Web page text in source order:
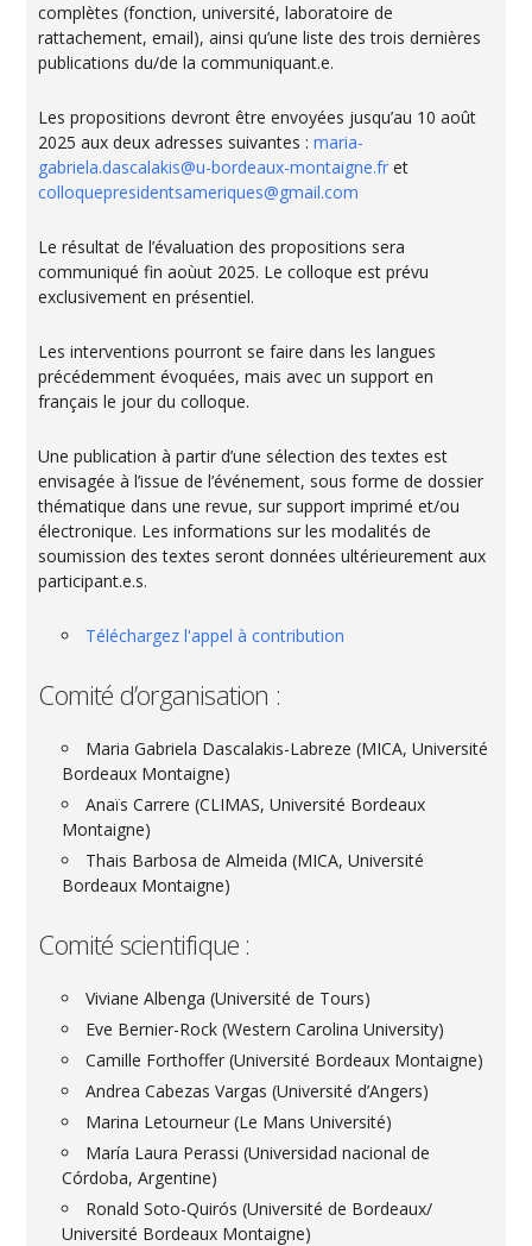
complètes (fonction, université, laboratoire de
rattachement, email), ainsi qu’une liste des trois dernières
publications du/de la communiquant.e.
Les propositions devront être envoyées jusqu’au 10 août
2025 aux deux adresses suivantes :maria-
gabriela.dascalakis@u-bordeaux-montaigne.fr et
colloquepresidentsameriques@gmail.com
Le résultat de l’évaluation des propositions sera
communiqué fin aoùut 2025. Le colloque est prévu
exclusivement en présentiel.
Les interventions pourront se faire dans les langues
précédemment évoquées, mais avec un support en
français le jour du colloque.
Une publication à partir d’une sélection des textes est
envisagée à l’issue de l’événement, sous forme de dossier
thématique dans une revue, sur support imprimé et/ou
électronique. Les informations sur les modalités de
soumission des textes seront données ultérieurement aux
participant.e.s.
Téléchargez l'appel à contribution
Comité d’organisation :
Maria Gabriela Dascalakis-Labreze (MICA, Université
Bordeaux Montaigne)
Anaïs Carrere (CLIMAS, Université Bordeaux
Montaigne)
Thais Barbosa de Almeida (MICA, Université
Bordeaux Montaigne)
Comité scientifique :
Viviane Albenga (Université de Tours)
Eve Bernier-Rock (Western Carolina University)
Camille Forthoffer (Université Bordeaux Montaigne)
Andrea Cabezas Vargas (Université d’Angers)
Marina Letourneur (Le Mans Université)
María Laura Perassi (Universidad nacional de
Córdoba, Argentine)
Ronald Soto-Quirós (Université de Bordeaux/
Université Bordeaux Montaigne)